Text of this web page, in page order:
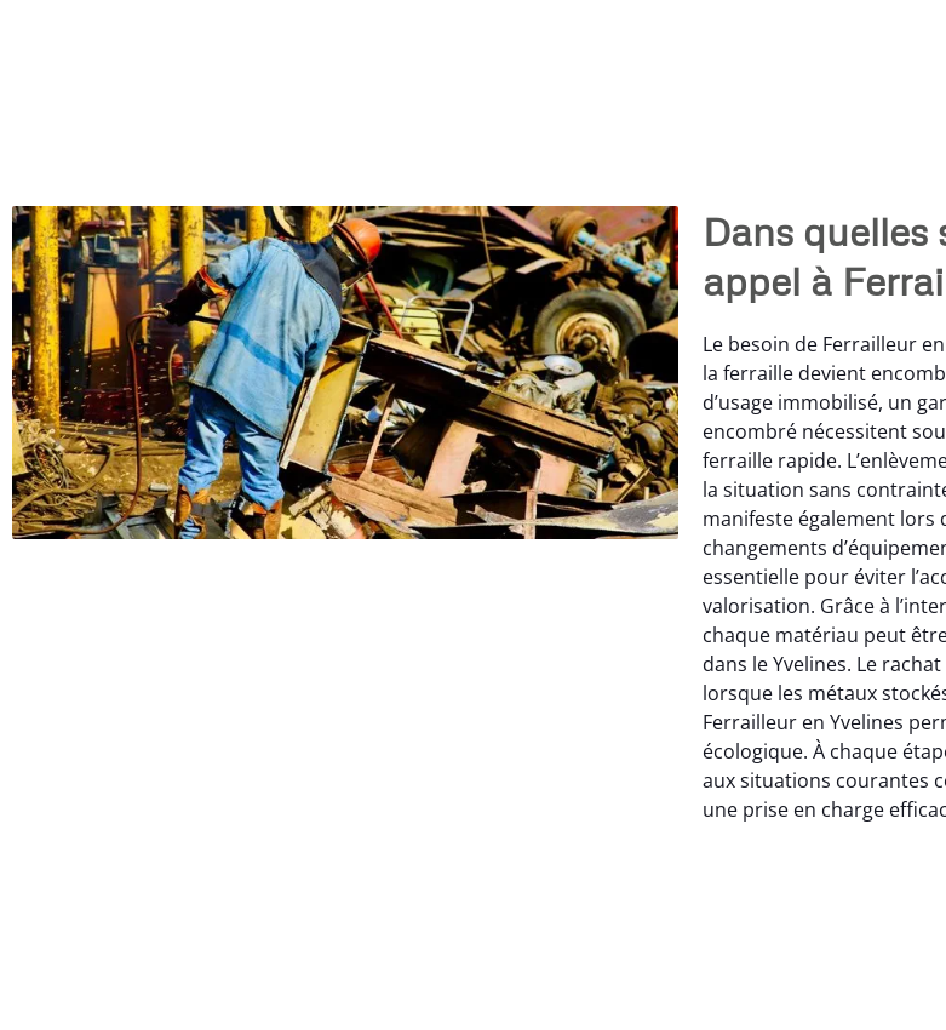
Dans
appel à
Le besoin de Ferrailleur
la ferraille devient
d’usage immobilisé, un
encombré nécessitent
ferraille rapide.
la situation sans
manifeste également lors
changements
essentielle pour éviter
valorisation. Grâce à
chaque matériau peut
dans le Yvelines. Le
lorsque les métaux
Ferrailleur en Yvelines
écologique. À chaque
aux situations courantes
une prise en charge